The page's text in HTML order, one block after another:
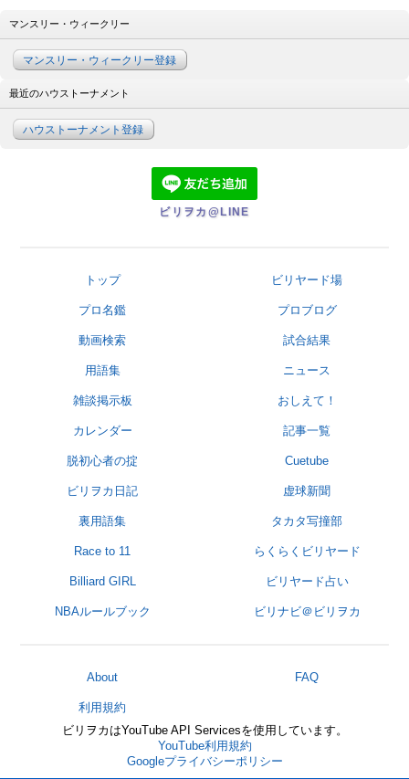
マンスリー・ウィークリー
マンスリー・ウィークリー登録
最近のハウストーナメント
ハウストーナメント登録
ビリヲカ@LINE
トップ ビリヤード場
プロ名鑑 プロブログ
動画検索 試合結果
用語集 ニュース
雑談掲示板 おしえて！
カレンダー 記事一覧
脱初心者の掟 Cuetube
ビリヲカ日記 虚球新聞
裏用語集 タカタ写撞部
Race to 11 らくらくビリヤード
Billiard GIRL ビリヤード占い
NBAルールブック ビリナビ＠ビリヲカ
About FAQ
利用規約
ビリヲカはYouTube API Servicesを使用しています。
YouTube利用規約
Googleプライバシーポリシー